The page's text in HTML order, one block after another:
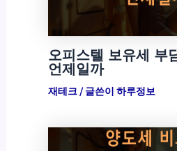
오피스텔 보유세 부
언제일까
재테크/ 글쓴이 하루정보